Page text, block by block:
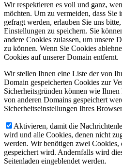
Wir respektieren es voll und ganz,
möchten. Um zu vermeiden, dass Sie
gefragt werden, erlauben Sie uns
Einstellungen zu speichern. Sie
andere Cookies zulassen, um unsere
zu können. Wenn Sie Cookies
Cookies auf unserer Domain entfernt.
Wir stellen Ihnen eine Liste der von
Domain gespeicherten Cookies zur
Sicherheitsgründen können wie
von anderen Domains gespeichert
Sicherheitseinstellungen Ihres
Aktivieren, damit die
wird und alle Cookies, denen nicht
werden. Wir benötigen zwei Cookies,
gespeichert wird. Andernfalls wird
Seitenladen eingeblendet werden.